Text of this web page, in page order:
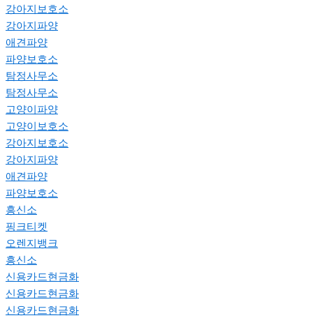
강아지보호소
강아지파양
애견파양
파양보호소
탐정사무소
탐정사무소
고양이파양
고양이보호소
강아지보호소
강아지파양
애견파양
파양보호소
흥신소
핑크티켓
오렌지뱅크
흥신소
신용카드현금화
신용카드현금화
신용카드현금화